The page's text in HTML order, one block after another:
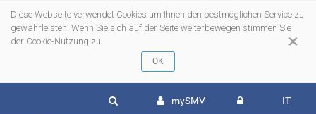
×
Diese Webseite verwendet Cookies um Ihnen den bestmöglichen Service zu
gewährleisten. Wenn Sie sich auf der Seite weiterbewegen stimmen Sie
der Cookie-Nutzung zu
mySMV IT